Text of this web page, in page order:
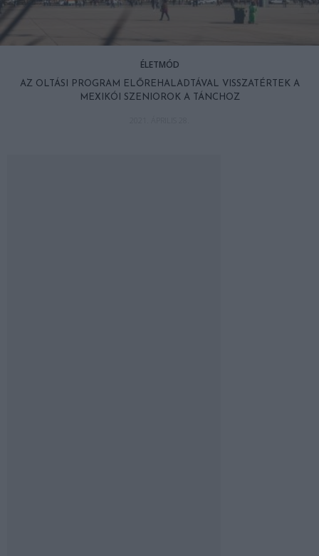
ÉLETMÓD
AZ OLTÁSI PROGRAM ELŐREHALADTÁVAL VISSZATÉRTEK A
MEXIKÓI SZENIOROK A TÁNCHOZ